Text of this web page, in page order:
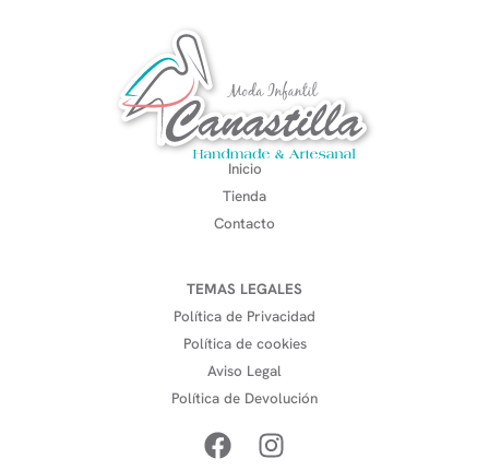
Inicio
Tienda
Contacto
TEMAS LEGALES
Política de Privacidad
Política de cookies
Aviso Legal
Política de Devolución